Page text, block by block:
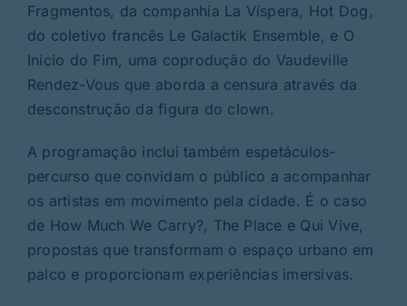
Fragmentos, da companhia La Víspera, Hot Dog,
do coletivo francês Le Galactik Ensemble, e O
Início do Fim, uma coprodução do Vaudeville
Rendez-Vous que aborda a censura através da
desconstrução da figura do clown.
A programação inclui também espetáculos-
percurso que convidam o público a acompanhar
os artistas em movimento pela cidade. É o caso
de How Much We Carry?, The Place e Qui Vive,
propostas que transformam o espaço urbano em
palco e proporcionam experiências imersivas.